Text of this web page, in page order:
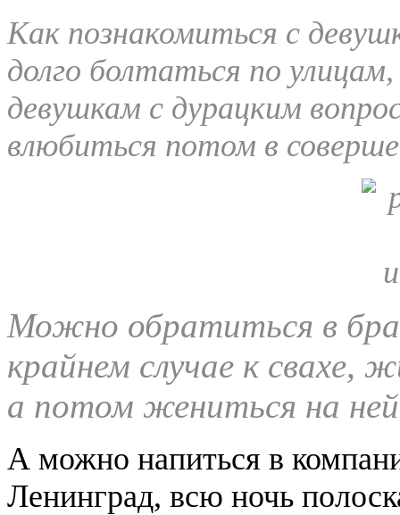
Как познакомиться с
долго болтаться по
девушкам с дурацким
влюбиться потом в
Можно обратиться в
крайнем случае к
а потом жениться на
А можно напиться в
Ленинград, всю ночь